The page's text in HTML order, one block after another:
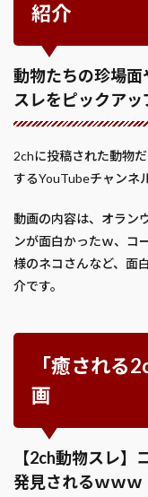
紹介
動物たちの珍場
スレをピックアッ
2chに投稿された動物
するYouTubeチャンネル
動画の内容は、オラン
ンが面白かったｗ、コ
様のネコさんなど、面
介です。
「癒される
画
【2ch動物スレ】
発見されるｗｗｗ